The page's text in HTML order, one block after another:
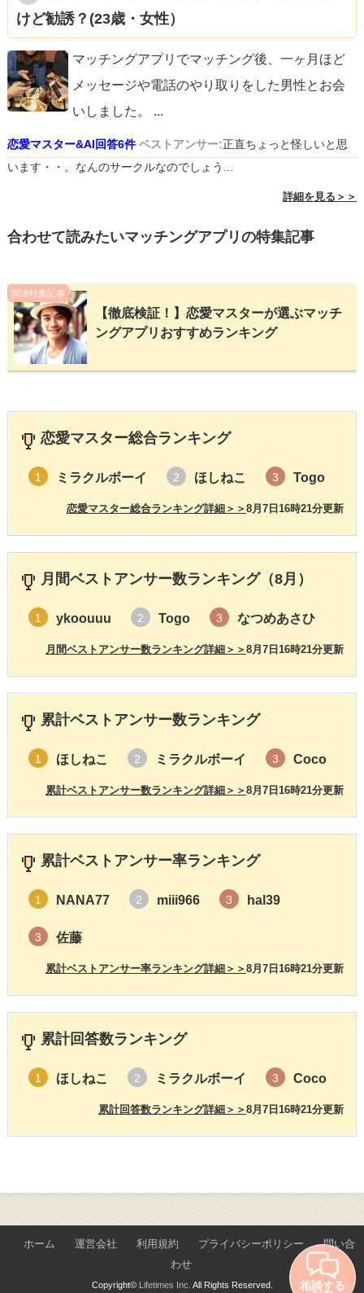
けど勧誘？(23歳・女性）
マッチングアプリでマッチング後、一ヶ月ほど
メッセージや電話のやり取りをした男性とお会
いしました。 ...
恋愛マスター&AI回答6件 ベストアンサー:正直ちょっと怪しいと思
います・・。なんのサークルなのでしょう...
詳細を見る＞＞
合わせて読みたいマッチングアプリの特集記事
関連特集記事
【徹底検証！】恋愛マスターが選ぶマッチ
ングアプリおすすめランキング
恋愛マスター総合ランキング
1 ミラクルボーイ 2 ほしねこ 3 Togo
8月7日16時21分更新
恋愛マスター総合ランキング詳細＞＞
月間ベストアンサー数ランキング（8月）
1 ykoouuu 2 Togo 3 なつめあさひ
8月7日16時21分更新
月間ベストアンサー数ランキング詳細＞＞
累計ベストアンサー数ランキング
1 ほしねこ 2 ミラクルボーイ 3 Coco
8月7日16時21分更新
累計ベストアンサー数ランキング詳細＞＞
累計ベストアンサー率ランキング
1 NANA77 2 miii966 3 hal39
3 佐藤
8月7日16時21分更新
累計ベストアンサー率ランキング詳細＞＞
累計回答数ランキング
1 ほしねこ 2 ミラクルボーイ 3 Coco
8月7日16時21分更新
累計回答数ランキング詳細＞＞
ホーム 運営会社 利用規約 プライバシーポリシー
問い合
わせ
Copyright© Lifetimes Inc. All Rights Reserved. 相談する